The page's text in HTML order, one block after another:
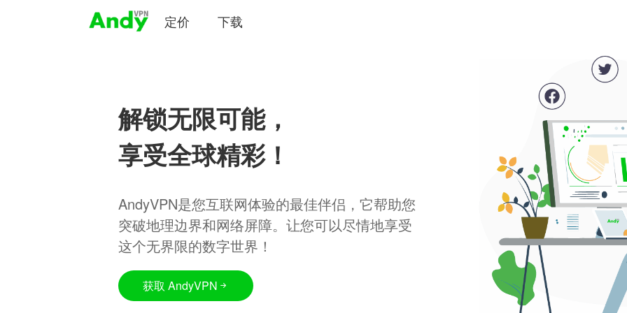
定价 下载
解锁无限可能，
享受全球精彩！
AndyVPN是您互联网体验的最佳伴侣，它帮助您
突破地理边界和网络屏障。让您可以尽情地享受
这个无界限的数字世界！
获取 AndyVPN